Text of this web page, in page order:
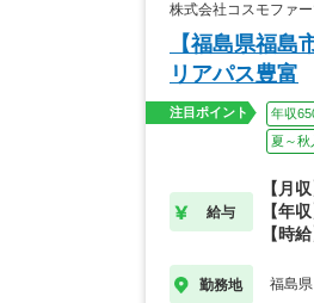
株式会社コスモファ
【福島県福
リアパス豊富
注目ポイント 年収
夏～秋
給与
【月
【年
【時
勤務地 福島